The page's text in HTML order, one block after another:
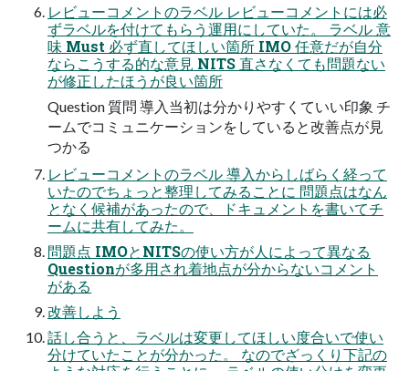
レビューコメントのラベル レビューコメントには必
ずラベルを付けてもらう運用にしていた。 ラベル 意
味 Must 必ず直してほしい箇所 IMO 任意だが自分
ならこうする的な意見 NITS 直さなくても問題ない
が修正したほうが良い箇所
Question 質問 導入当初は分かりやすくていい印象 チ
ームでコミュニケーションをしていると改善点が見
つかる
レビューコメントのラベル 導入からしばらく経って
いたのでちょっと整理してみることに 問題点はなん
となく候補があったので、ドキュメントを書いてチ
ームに共有してみた。
問題点 IMOとNITSの使い方が人によって異なる
Questionが多用され着地点が分からないコメント
がある
改善しよう
話し合うと、ラベルは変更してほしい度合いで使い
分けていたことが分かった。 なのでざっくり下記の